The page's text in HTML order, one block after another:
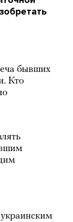
бывших
Кто